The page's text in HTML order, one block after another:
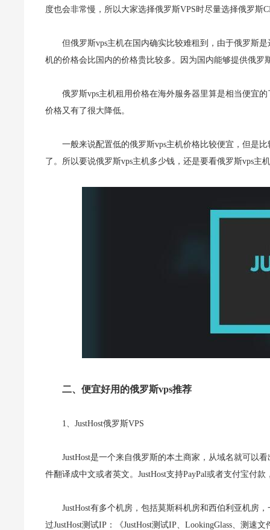
度也会非常慢，所以大家选择俄罗斯VPS时尽量选择俄罗斯
但俄罗斯vps主机在国内确实比较难租到，由于俄罗斯
机的价格会比国内的价格贵比较多。因为国内能够提供俄
俄罗斯vps主机租用价格在海外服务器里算是相当便宜
价格又有了很大降低。
一般来说配置低的俄罗斯vps主机价格比较便宜，但是
了。所以要说俄罗斯vps主机多少钱，还是要看俄罗斯vps主
二、便宜好用的俄罗斯vps推荐
1、JustHost俄罗斯VPS
JustHost是一个来自俄罗斯的本土商家，从域名就可以
件翻译成中文或者英文。JustHost支持PayPal或者支付宝付
JustHost有多个机房，包括莫斯科机房和西伯利亚机房
过JustHost测试IP：《JustHost测试IP、LookingGlass、测速